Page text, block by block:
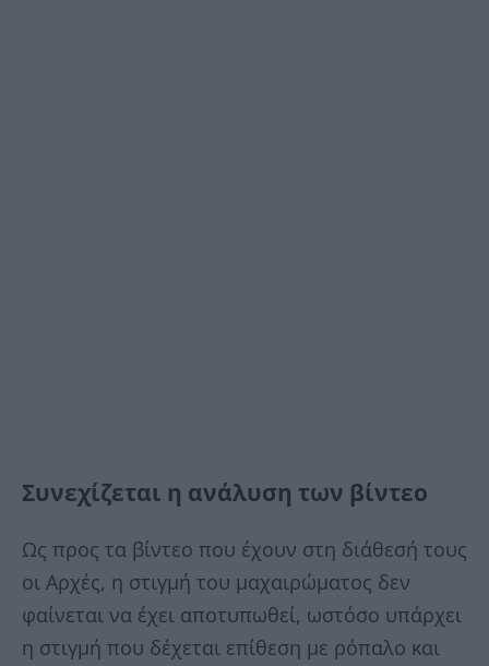
Συνεχίζεται η ανάλυση των βίντεο
Ως προς τα βίντεο που έχουν στη διάθεσή τους
οι Αρχές, η στιγμή του μαχαιρώματος δεν
φαίνεται να έχει αποτυπωθεί, ωστόσο υπάρχει
η στιγμή που δέχεται επίθεση με ρόπαλο και